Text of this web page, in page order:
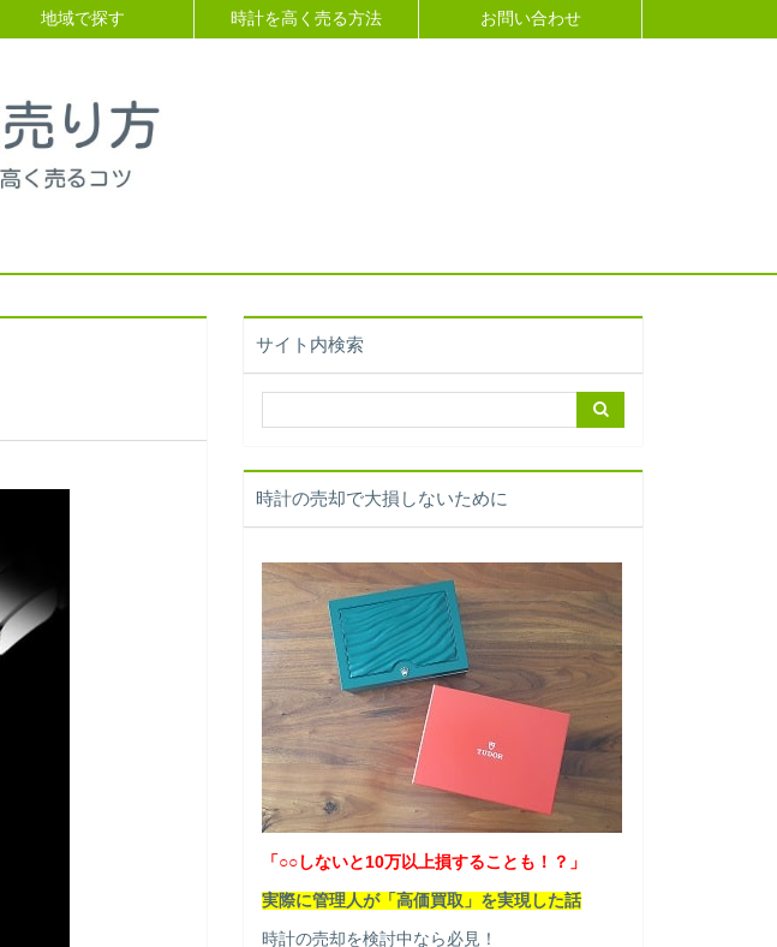
地域で探す 時計を高く売る方法 お問い合わせ
サイト内検索
時計の売却で大損しないために
「○○しないと10万以上損することも！？」
実際に管理人が「高価買取」を実現した話
時計の売却を検討中なら必見！